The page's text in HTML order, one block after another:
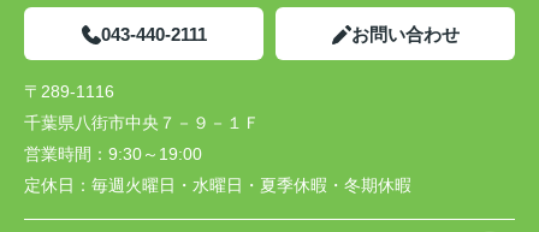
043-440-2111 お問い合わせ
〒289-1116
千葉県八街市中央７－９－１Ｆ
営業時間： 9:30～19:00
定休日： 毎週火曜日・水曜日・夏季休暇・冬期休暇